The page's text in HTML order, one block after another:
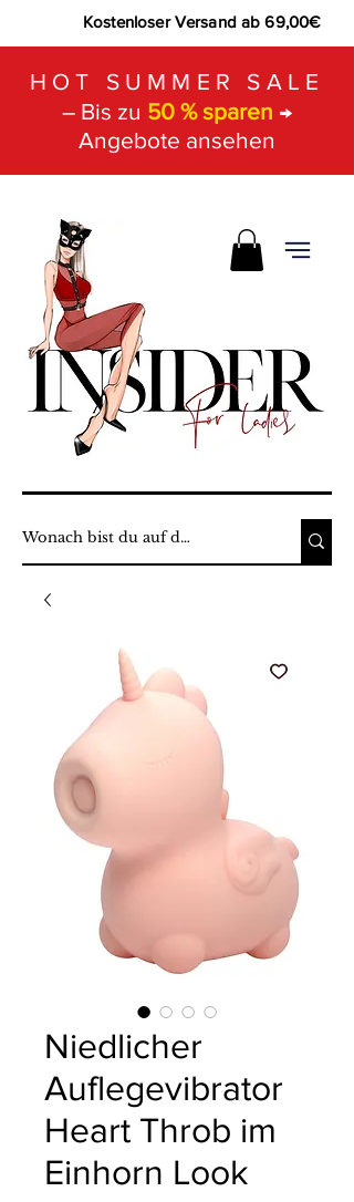
Kostenloser Versand ab 69,00€
HOT SUMMER SALE
– Bis zu 50 % sparen →
Angebote ansehen
Niedlicher
Auflegevibrator
Heart Throb im
Einhorn Look